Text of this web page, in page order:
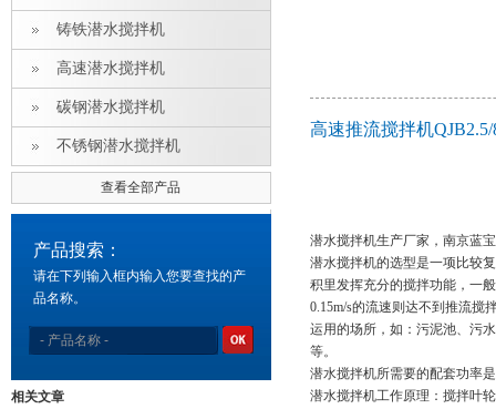
铸铁潜水搅拌机
高速潜水搅拌机
碳钢潜水搅拌机
不锈钢潜水搅拌机
查看全部产品
产品搜索：
请在下列输入框内输入您要查找的产
品名称。
相关文章
高速推流搅拌机
潜水搅拌机生产厂家，南京蓝
潜水搅拌机的选型是一项比较
积里发挥充分的搅拌功能，一
0.15m/s的流速则达不到推流搅
运用的场所，如：污泥池、污
等。
潜水搅拌机所需要的配套功率
潜水搅拌机工作原理：搅拌叶